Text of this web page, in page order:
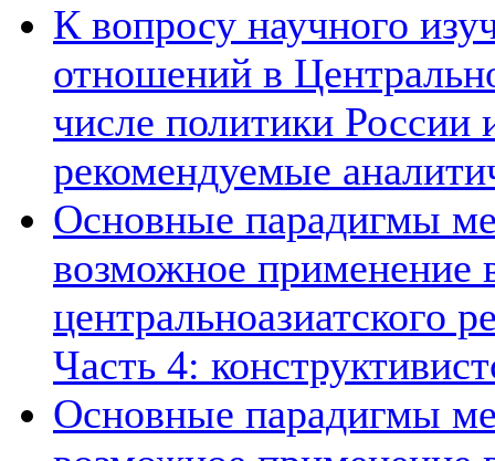
К вопросу научного
отношений в
числе политики России
рекомендуемые
Основные парадигмы
возможное применение
центральноазиатского
Часть 4:
Основные парадигмы